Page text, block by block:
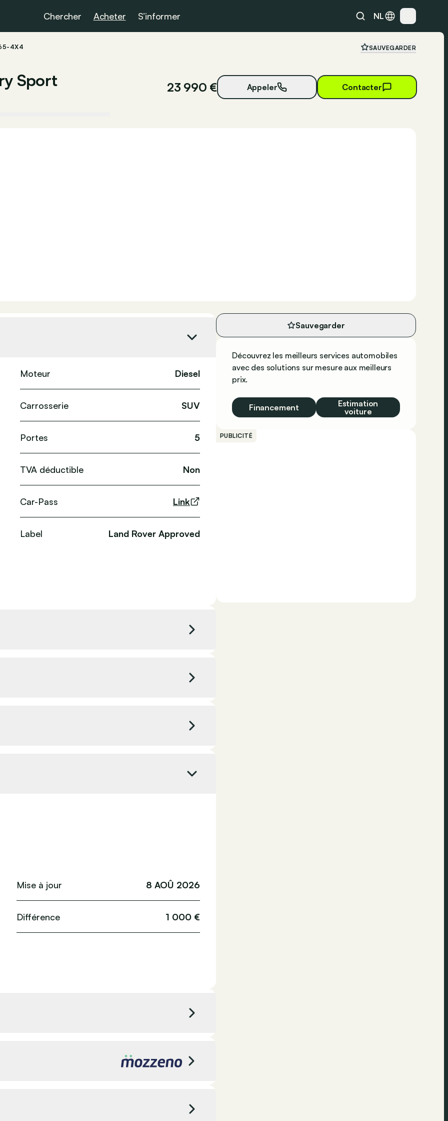
Chercher Acheter S’informer NL
4X4 SAUVEGARDER
Sport 23 990 € Appeler
Contacter
Moteur Diesel
Carrosserie SUV
Portes 5
TVA déductible Non
Car-Pass Link
Label Land Rover Approved
140 g/km
Mise à jour 8 AOÛ 2026
Différence 1 000 €
Sauvegarder
Découvrez les meilleurs services automobiles
avec des solutions sur mesure aux meilleurs
prix.
Financement
Estimation
voiture
PUBLICITÉ